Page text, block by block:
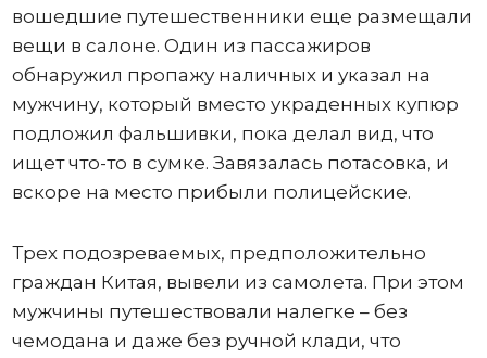
вошедшие путешественники еще размещали
вещи в салоне. Один из пассажиров
обнаружил пропажу наличных и указал на
мужчину, который вместо украденных купюр
подложил фальшивки, пока делал вид, что
ищет что-то в сумке. Завязалась потасовка, и
вскоре на место прибыли полицейские.
Трех подозреваемых, предположительно
граждан Китая, вывели из самолета. При этом
мужчины путешествовали налегке – без
чемодана и даже без ручной клади, что